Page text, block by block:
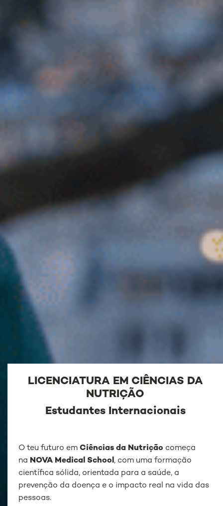
LICENCIATURA EM CIÊNCIAS DA
NUTRIÇÃO
Estudantes Internacionais
O teu futuro emCiências da Nutrição começa
na NOVA Medical School, com uma formação
científica sólida, orientada para a saúde, a
prevenção da doença e o impacto real na vida das
pessoas.